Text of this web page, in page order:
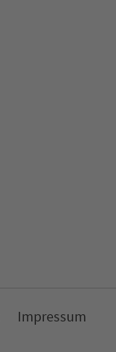
Impressum